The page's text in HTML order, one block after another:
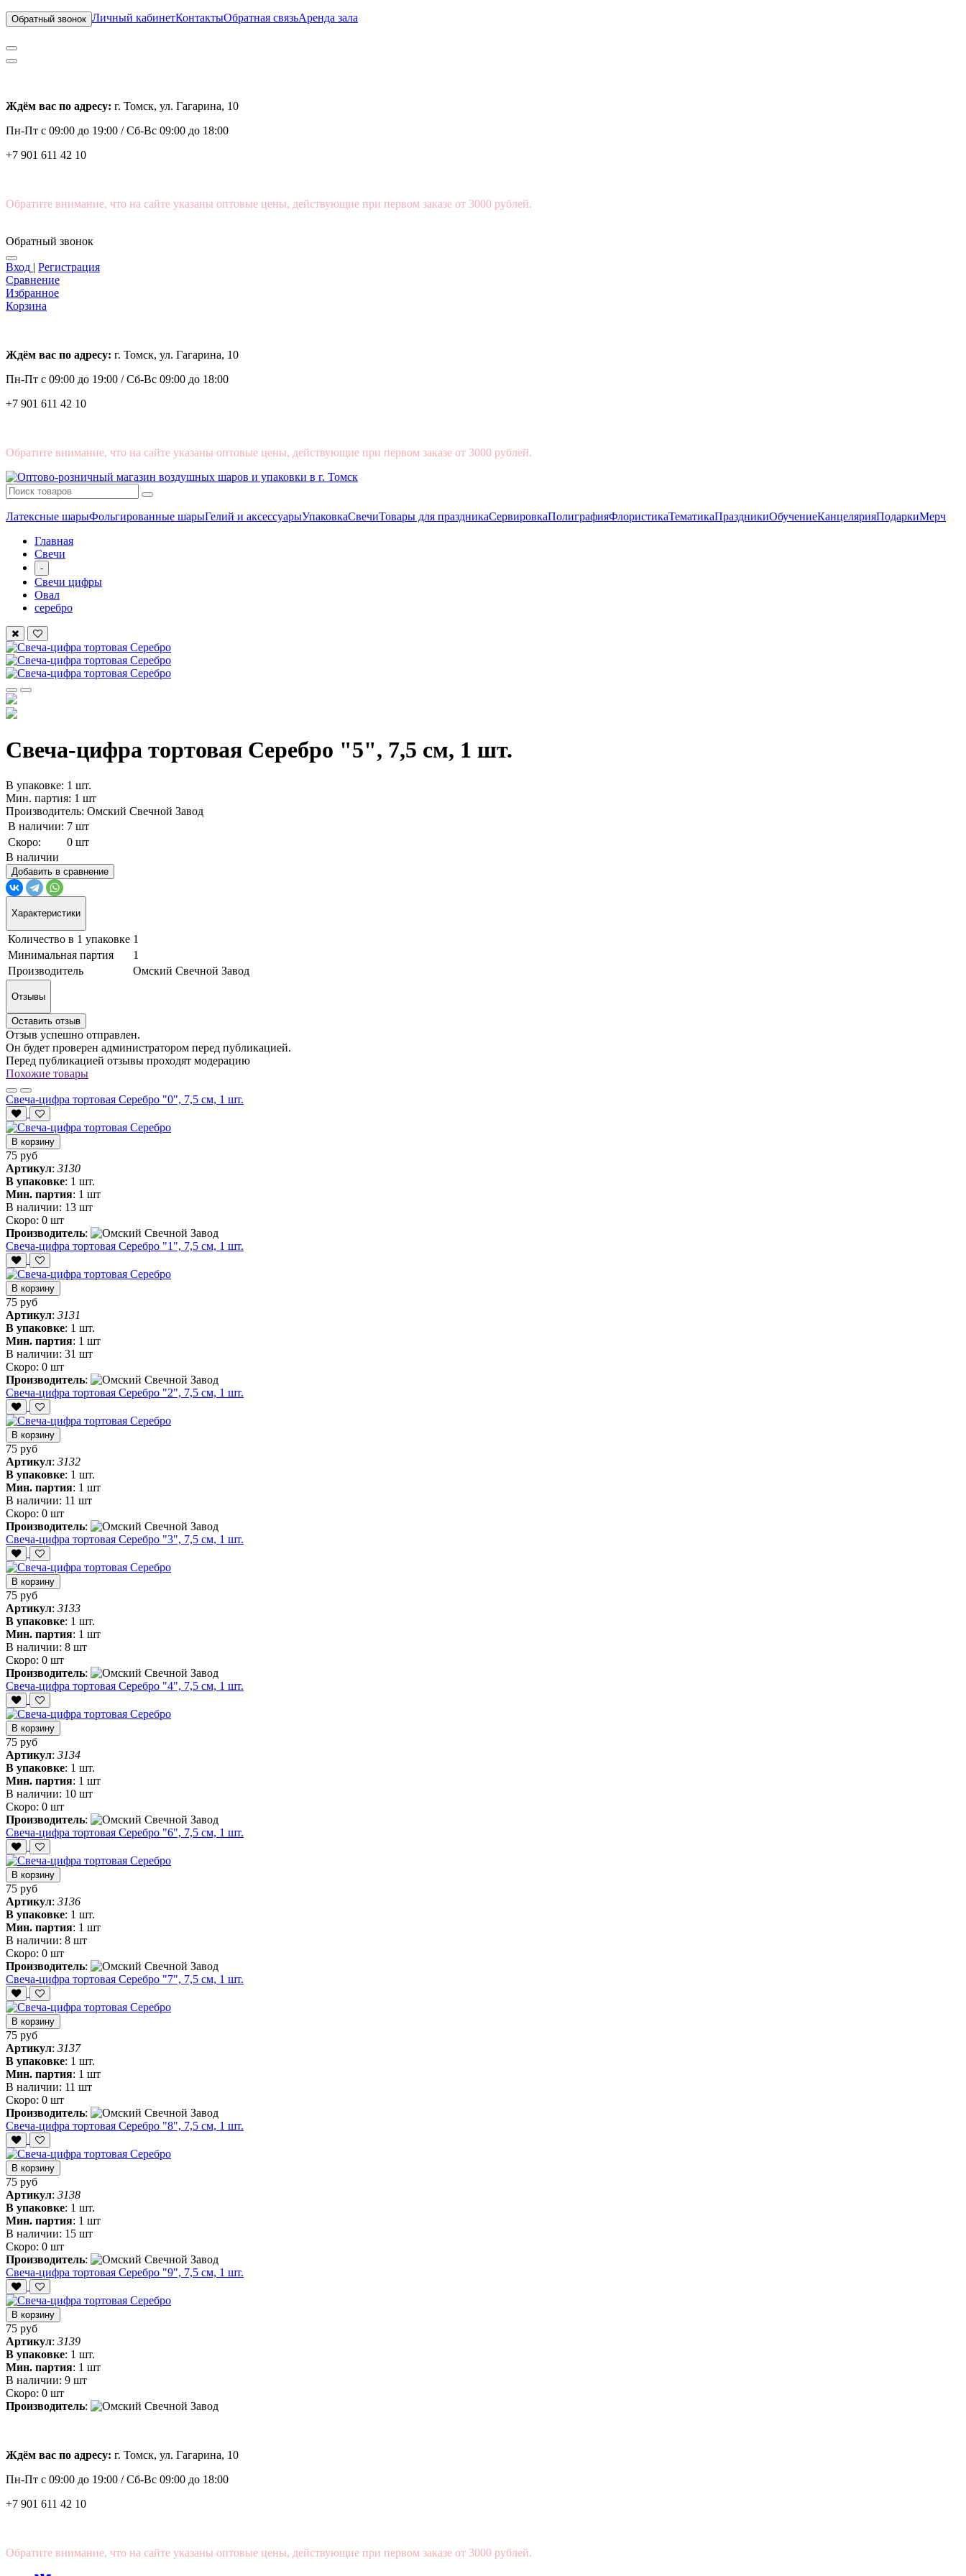
Обратный звонок Личный кабинетКонтактыОбратная связьАренда зала
Ждём вас по адресу: г. Томск, ул. Гагарина, 10
Пн-Пт с 09:00 до 19:00 /Сб-Вс 09:00 до 18:00
+7 901 611 42 10
Обратите внимание, что на сайте указаны оптовые цены, действующие при первом заказе от 3000 рублей.
Обратный звонок
Вход | Регистрация
Сравнение
Избранное
Корзина
Ждём вас по адресу: г. Томск, ул. Гагарина, 10
Пн-Пт с 09:00 до 19:00 /Сб-Вс 09:00 до 18:00
+7 901 611 42 10
Обратите внимание, что на сайте указаны оптовые цены, действующие при первом заказе от 3000 рублей.
Латексные шарыФольгированные шарыГелий и аксессуарыУпаковкаСвечиТовары для праздникаСервировкаПолиграфияФлористикаТематикаПраздникиОбучениеКанцелярияПодаркиМерч
Главная
Свечи
-
Свечи цифры
Овал
серебро
Свеча-цифра тортовая Серебро "5", 7,5 см, 1 шт.
В упаковке: 1 шт.
Мин. партия: 1 шт
Производитель: Омский Свечной Завод
В наличии: 7 шт
Скоро:
0 шт
В наличии
Добавить в сравнение
Характеристики
Количество в 1 упаковке 1
Минимальная партия
1
Производитель
Омский Свечной Завод
Отзывы
Оставить отзыв
Отзыв успешно отправлен.
Он будет проверен администратором перед публикацией.
Перед публикацией отзывы проходят модерацию
Похожие товары
Свеча-цифра тортовая Серебро "0", 7,5 см, 1 шт.
В корзину
75 руб
Артикул: 3130
В упаковке: 1 шт.
Мин. партия: 1 шт
В наличии: 13 шт
Скоро: 0 шт
Производитель:
Свеча-цифра тортовая Серебро "1", 7,5 см, 1 шт.
В корзину
75 руб
Артикул: 3131
В упаковке: 1 шт.
Мин. партия: 1 шт
В наличии: 31 шт
Скоро: 0 шт
Производитель:
Свеча-цифра тортовая Серебро "2", 7,5 см, 1 шт.
В корзину
75 руб
Артикул: 3132
В упаковке: 1 шт.
Мин. партия: 1 шт
В наличии: 11 шт
Скоро: 0 шт
Производитель:
Свеча-цифра тортовая Серебро "3", 7,5 см, 1 шт.
В корзину
75 руб
Артикул: 3133
В упаковке: 1 шт.
Мин. партия: 1 шт
В наличии: 8 шт
Скоро: 0 шт
Производитель:
Свеча-цифра тортовая Серебро "4", 7,5 см, 1 шт.
В корзину
75 руб
Артикул: 3134
В упаковке: 1 шт.
Мин. партия: 1 шт
В наличии: 10 шт
Скоро: 0 шт
Производитель:
Свеча-цифра тортовая Серебро "6", 7,5 см, 1 шт.
В корзину
75 руб
Артикул: 3136
В упаковке: 1 шт.
Мин. партия: 1 шт
В наличии: 8 шт
Скоро: 0 шт
Производитель:
Свеча-цифра тортовая Серебро "7", 7,5 см, 1 шт.
В корзину
75 руб
Артикул: 3137
В упаковке: 1 шт.
Мин. партия: 1 шт
В наличии: 11 шт
Скоро: 0 шт
Производитель:
Свеча-цифра тортовая Серебро "8", 7,5 см, 1 шт.
В корзину
75 руб
Артикул: 3138
В упаковке: 1 шт.
Мин. партия: 1 шт
В наличии: 15 шт
Скоро: 0 шт
Производитель:
Свеча-цифра тортовая Серебро "9", 7,5 см, 1 шт.
В корзину
75 руб
Артикул: 3139
В упаковке: 1 шт.
Мин. партия: 1 шт
В наличии: 9 шт
Скоро: 0 шт
Производитель:
Ждём вас по адресу: г. Томск, ул. Гагарина, 10
Пн-Пт с 09:00 до 19:00 /Сб-Вс 09:00 до 18:00
+7 901 611 42 10
Обратите внимание, что на сайте указаны оптовые цены, действующие при первом заказе от 3000 рублей.